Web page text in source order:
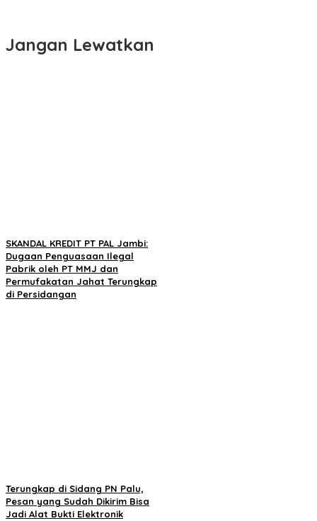
Jangan Lewatkan
SKANDAL KREDIT PT PAL Jambi:
Dugaan Penguasaan Ilegal
Pabrik oleh PT MMJ dan
Permufakatan Jahat Terungkap
di Persidangan
Terungkap di Sidang PN Palu,
Pesan yang Sudah Dikirim Bisa
Jadi Alat Bukti Elektronik